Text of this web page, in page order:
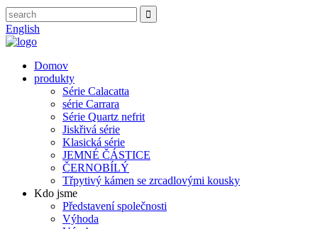
English
Domov
produkty
Série Calacatta
série Carrara
Série Quartz nefrit
Jiskřivá série
Klasická série
JEMNÉ ČÁSTICE
ČERNOBÍLÝ
Třpytivý kámen se zrcadlovými kousky
Kdo jsme
Představení společnosti
Výhoda